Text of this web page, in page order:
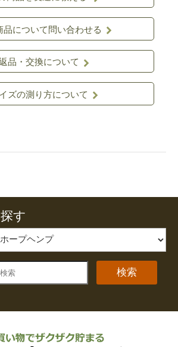
品について問い合わせる
品・交換について
ズの測り方について
す
検索